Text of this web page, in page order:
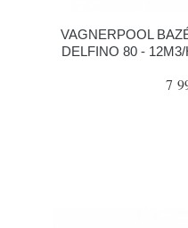
VAGNERPOOL
DELFINO 80 -
7